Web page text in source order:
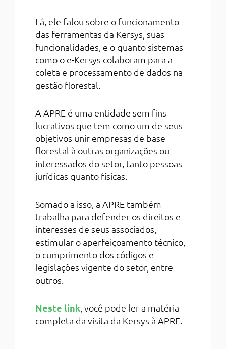
Lá, ele falou sobre o funcionamento
das ferramentas da Kersys, suas
funcionalidades, e o quanto sistemas
como o e-Kersys colaboram para a
coleta e processamento de dados na
gestão florestal.
A APRE é uma entidade sem fins
lucrativos que tem como um de seus
objetivos unir empresas de base
florestal à outras organizações ou
interessados do setor, tanto pessoas
jurídicas quanto físicas.
Somado a isso, a APRE também
trabalha para defender os direitos e
interesses de seus associados,
estimular o aperfeiçoamento técnico,
o cumprimento dos códigos e
legislações vigente do setor, entre
outros.
Neste link, você pode ler a matéria
completa da visita da Kersys à APRE.